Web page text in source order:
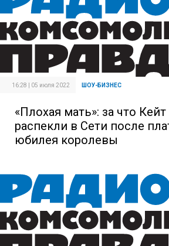
16:28 | 05 июля 2022 ШОУ-БИЗНЕС
«Плохая мать»: за что
распекли в Сети после
юбилея королевы